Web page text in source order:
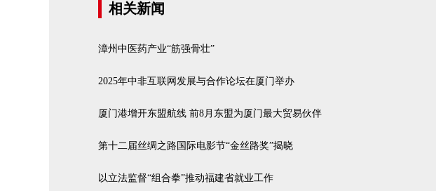
相关新闻
漳州中医药产业“筋强骨壮”
2025年中非互联网发展与合作论坛在厦门举办
厦门港增开东盟航线 前8月东盟为厦门最大贸易伙伴
第十二届丝绸之路国际电影节“金丝路奖”揭晓
以立法监督“组合拳”推动福建省就业工作